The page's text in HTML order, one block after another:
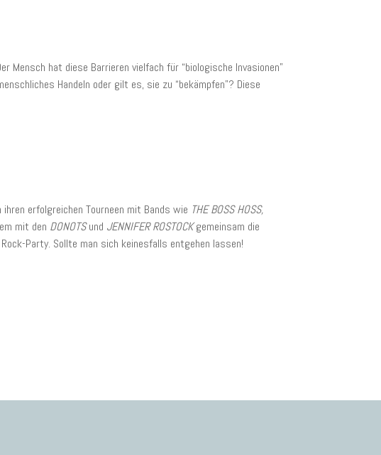
hat diese Barrieren vielfach für “biologische Invasionen”
Handeln oder gilt es, sie zu “bekämpfen”? Diese
erfolgreichen Tourneen mit Bands wie THE BOSS HOSS,
mit den DONOTSund JENNIFER ROSTOCKgemeinsam die
Party. Sollte man sich keinesfalls entgehen lassen!